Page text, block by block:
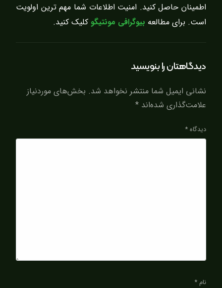
اطمینان حاصل کنید. امنیت اطلاعات شما مهم ترین اولویت
است. برای مطالعه بیوگرافی مونتیگو کلیک کنید.
دیدگاهتان را بنویسید
نشانی ایمیل شما منتشر نخواهد شد. بخش‌های موردنیاز
علامت‌گذاری شده‌اند*
دیدگاه*
نام*